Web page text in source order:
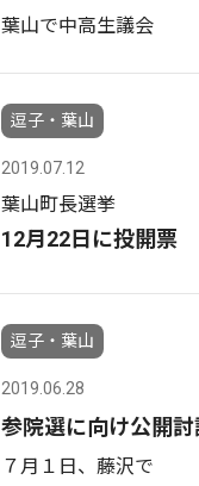
葉山で中高生議会
逗子・葉山
2019.07.12
葉山町長選挙
12月22日に投開票
逗子・葉山
2019.06.28
参院選に向け公開
７月１日、藤沢で